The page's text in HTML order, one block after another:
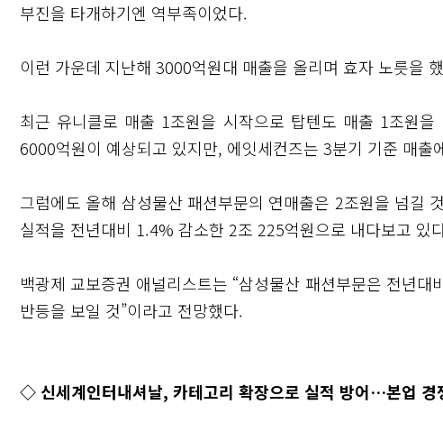
부진을 타개하기엔 역부족이었다.
이런 가운데 지난해 3000억원대 매출을 올리며 효자 노릇을
최근 유니클로 매출 1조원을 시작으로 탑텐도 매출 1조원
6000억원이 예상되고 있지만, 에잇세컨즈는 3분기 기준 매출
그럼에도 올해 삼성물산 패션부문의 연매출은 2조원을 넘길
실적을 전년대비 1.4% 감소한 2조 225억원으로 내다보고
백광제 교보증권 애널리스트는 “삼성물산 패션부문은 전년
반등을 보일 것”이라고 전망했다.
◇ 신세계인터내셔날, 카테고리 확장으로 실적 방어…본업 경